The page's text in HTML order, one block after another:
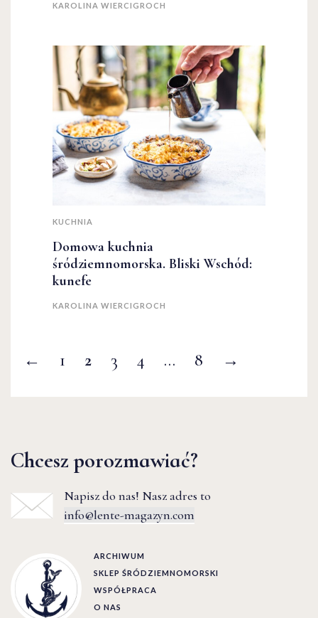
KAROLINA WIERCIGROCH
KUCHNIA
Domowa kuchnia
śródziemnomorska. Bliski Wschód:
kunefe
KAROLINA WIERCIGROCH
← 1 2 3 4 … 8 →
Chcesz porozmawiać?
Napisz do nas! Nasz adres to
info@lente-magazyn.com
ARCHIWUM
SKLEP ŚRÓDZIEMNOMORSKI
WSPÓŁPRACA
O NAS